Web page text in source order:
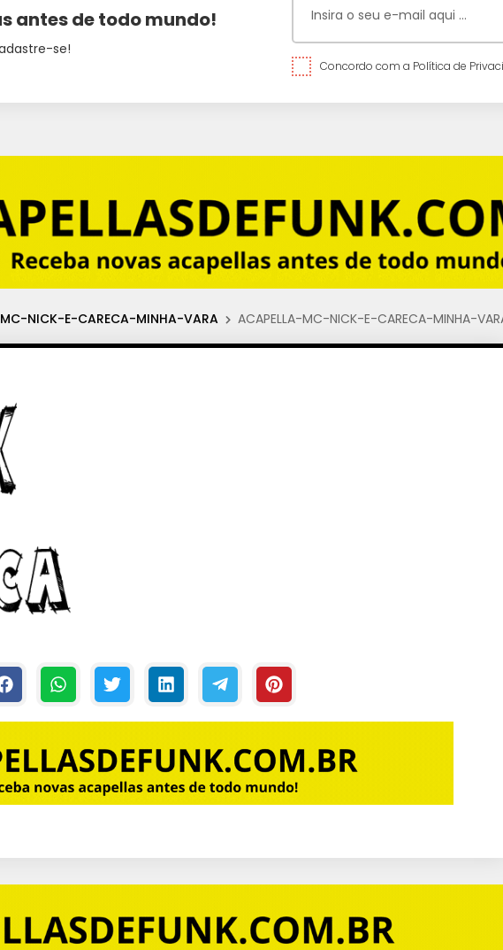
antes de todo mundo!
se!
Concordo com a Política de
MC-NICK-E-CARECA-MINHA-VARA ACAPELLA-MC-NICK-E-CARECA-MINHA-